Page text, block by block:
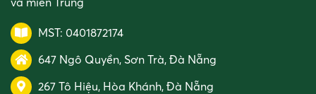
MST: 0401872174
647 Ngô Quyền, Sơn Trà, Đà Nẵng
267 Tô Hiệu, Hòa Khánh, Đà Nẵng